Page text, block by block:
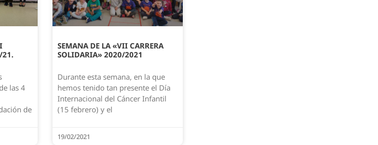
21.
las 4
de
SEMANA DE LA «VII CARRERA
SOLIDARIA» 2020/2021
Durante esta semana, en la que
hemos tenido tan presente el Día
Internacional del Cáncer Infantil
(15 febrero) y el
19/02/2021